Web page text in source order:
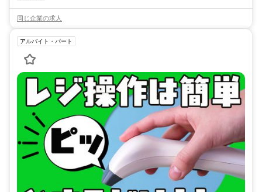
同じ企業の求人
アルバイト・パート